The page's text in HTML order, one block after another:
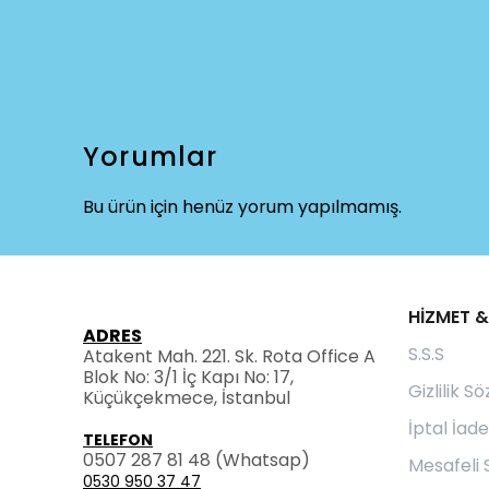
Yorumlar
Bu ürün için henüz yorum yapılmamış.
HİZMET
S.S.S
Gizlilik
İptal
Mesafeli
ADRES
Atakent Mah. 221. Sk. Rota Office A
Blok No: 3/1 İç Kapı No: 17,
Küçükçekmece, İstanbul
TELEFON
0507 287 81 48 (Whatsap)
0530 950 37 47